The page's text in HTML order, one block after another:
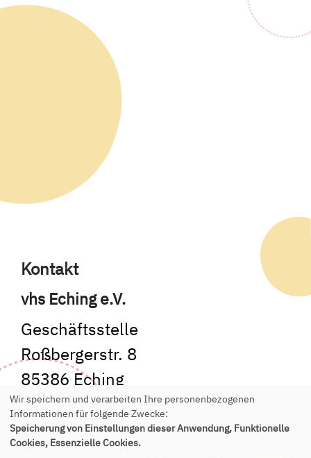
Kontakt
vhs Eching e.V.
Geschäftsstelle
Roßbergerstr. 8
85386 Eching
Tel.:+49 89 541 955 150
E-Mail:office(at)vhs-eching.de
Wir speichern und verarbeiten Ihre personenbezogenen
Informationen für folgende Zwecke:
Speicherung von Einstellungen dieser Anwendung, Funktionelle
Cookies, Essenzielle Cookies.